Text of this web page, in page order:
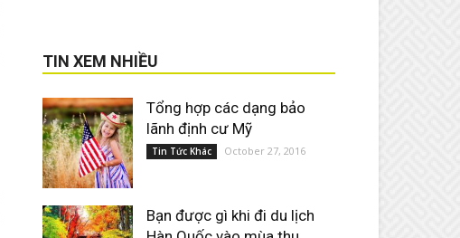
TIN XEM NHIỀU
Tổng hợp các dạng bảo
lãnh định cư Mỹ
Tin Tức Khác October 27, 2016
Bạn được gì khi đi du lịch